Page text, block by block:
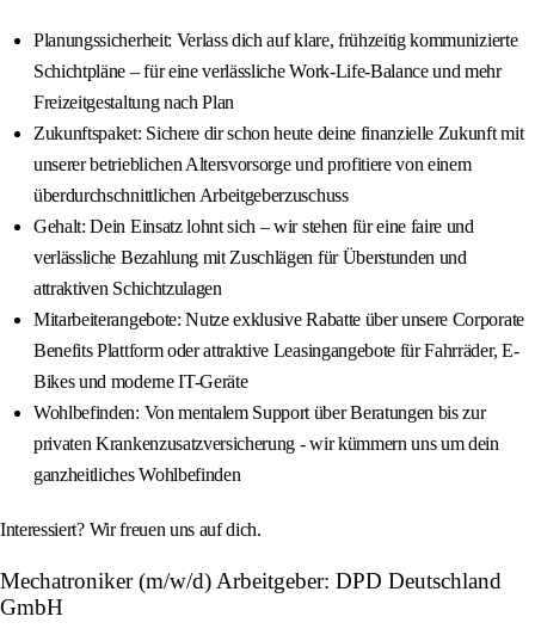
Planungssicherheit: Verlass dich auf klare, frühzeitig kommunizierte
Schichtpläne – für eine verlässliche Work-Life-Balance und mehr
Freizeitgestaltung nach Plan
Zukunftspaket: Sichere dir schon heute deine finanzielle Zukunft mit
unserer betrieblichen Altersvorsorge und profitiere von einem
überdurchschnittlichen Arbeitgeberzuschuss
Gehalt: Dein Einsatz lohnt sich – wir stehen für eine faire und
verlässliche Bezahlung mit Zuschlägen für Überstunden und
attraktiven Schichtzulagen
Mitarbeiterangebote: Nutze exklusive Rabatte über unsere Corporate
Benefits Plattform oder attraktive Leasingangebote für Fahrräder, E-
Bikes und moderne IT-Geräte
Wohlbefinden: Von mentalem Support über Beratungen bis zur
privaten Krankenzusatzversicherung - wir kümmern uns um dein
ganzheitliches Wohlbefinden
Interessiert? Wir freuen uns auf dich.
Mechatroniker (m/w/d) Arbeitgeber: DPD Deutschland
GmbH